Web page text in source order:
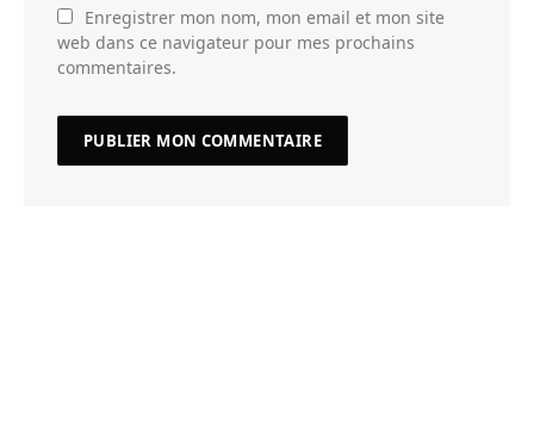
Enregistrer mon nom, mon email et mon site
web dans ce navigateur pour mes prochains
commentaires.